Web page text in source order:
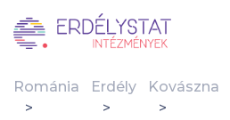
Románia Erdély Kovászna